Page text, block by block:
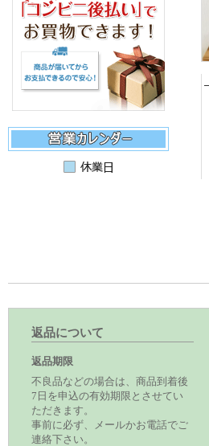
返品について
返品期限
不良品などの場合は、商品到着後
7日を申込の有効期限とさせてい
ただきます。
事前に必ず、メールかお電話でご
連絡下さい。